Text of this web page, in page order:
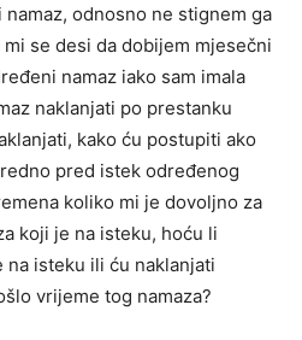
odnosno ne stignem ga
se desi da dobijem mjesečni
namaz iako sam imala
naklanjati po prestanku
kako ću postupiti ako
pred istek određenog
koliko mi je dovoljno za
koji je na isteku, hoću li
na isteku ili ću naklanjati
vrijeme tog namaza?